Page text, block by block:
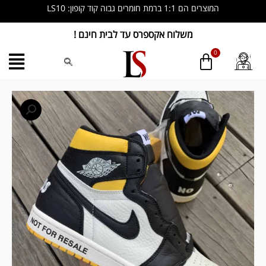
לתוכן
המוצרים הם 1:1 ברמת חומרים גבוה קוד קופון: LS10
משלוח אקספרס עד לבית חינם !
כמות
של
Jordan
1
Retro
High
“Not
Resale”
Varsity
Maize